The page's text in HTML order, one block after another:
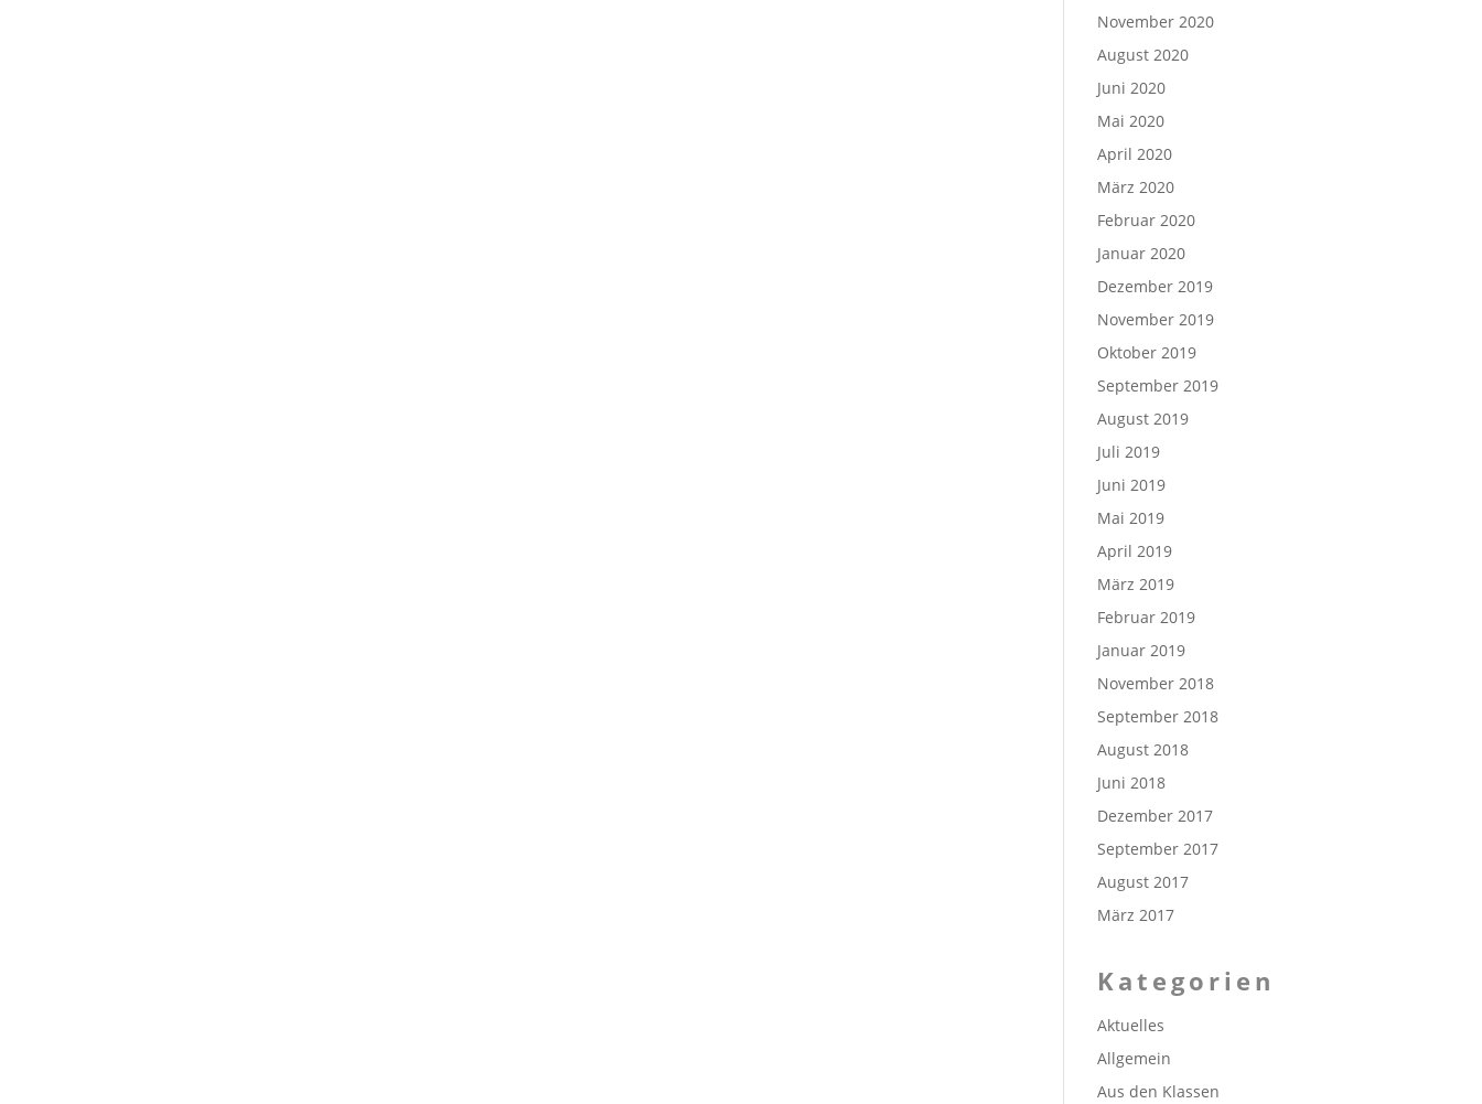
November 2020
August 2020
Juni 2020
Mai 2020
April 2020
März 2020
Februar 2020
Januar 2020
Dezember 2019
November 2019
Oktober 2019
September 2019
August 2019
Juli 2019
Juni 2019
Mai 2019
April 2019
März 2019
Februar 2019
Januar 2019
November 2018
September 2018
August 2018
Juni 2018
Dezember 2017
September 2017
August 2017
März 2017
Kategorien
Aktuelles
Allgemein
Aus den Klassen